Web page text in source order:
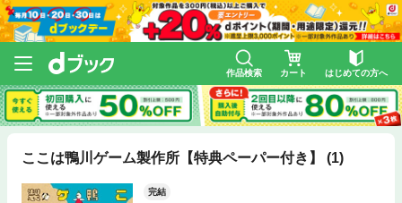
作品検索 カート はじめての方へ
ここは鴨川ゲーム製作所【特典ペーパー付き】 (1)
完結